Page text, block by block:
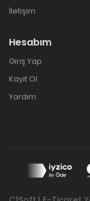
İletişim
Hesabım
Giriş Yap
Kayıt Ol
Yardım